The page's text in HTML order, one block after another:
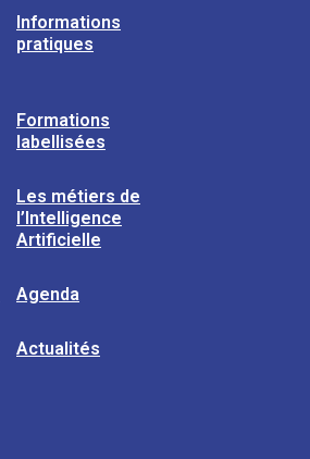
Informations
pratiques
Formations
labellisées
Les métiers de
l’Intelligence
Artificielle
Agenda
Actualités